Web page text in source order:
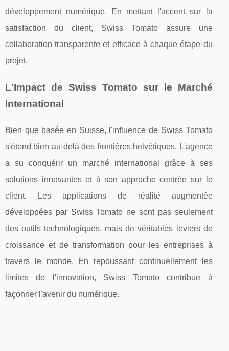
développement numérique. En mettant l'accent sur la
satisfaction du client, Swiss Tomato assure une
collaboration transparente et efficace à chaque étape du
projet.
L'Impact de Swiss Tomato sur le Marché
International
Bien que basée en Suisse, l'influence de Swiss Tomato
s'étend bien au-delà des frontières helvétiques. L'agence
a su conquérir un marché international grâce à ses
solutions innovantes et à son approche centrée sur le
client. Les applications de réalité augmentée
développées par Swiss Tomato ne sont pas seulement
des outils technologiques, mais de véritables leviers de
croissance et de transformation pour les entreprises à
travers le monde. En repoussant continuellement les
limites de l'innovation, Swiss Tomato contribue à
façonner l'avenir du numérique.